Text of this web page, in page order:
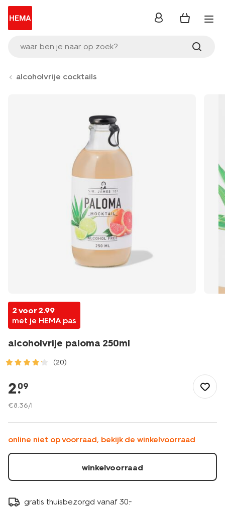
waar ben je naar op zoek?
inloggen
alcoholvrije cocktails
2 voor 2.99
met je HEMA pas
alcoholvrije paloma 250ml
(20)
drinken/alcoholvrij/cocktails/alcoholvrije-
paloma-
250ml-
2.
09
€8.36/l
online niet op voorraad, bekijk de winkelvoorraad
winkelvoorraad
gratis thuisbezorgd vanaf 30.-